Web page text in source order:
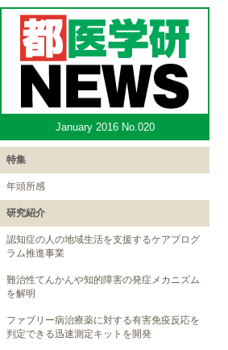
January 2016 No.020
特集
年頭所感
研究紹介
認知症の人の地域生活を支援するケアプログ
ラム推進事業
難治性てんかんや知的障害の発症メカニズム
を解明
ファブリー病治療薬に対する有害免疫反応を
判定できる迅速測定キットを開発